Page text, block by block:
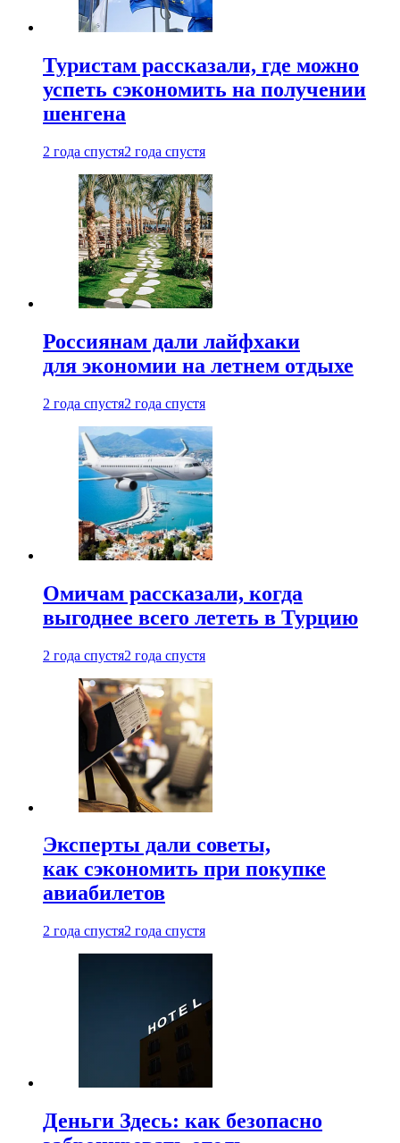
Туристам рассказали, где можно
успеть сэкономить на получении
шенгена
2 года спустя2 года спустя
Россиянам дали лайфхаки
для экономии на летнем отдыхе
2 года спустя2 года спустя
Омичам рассказали, когда
выгоднее всего лететь в Турцию
2 года спустя2 года спустя
Эксперты дали советы,
как сэкономить при покупке
авиабилетов
2 года спустя2 года спустя
Деньги Здесь: как безопасно